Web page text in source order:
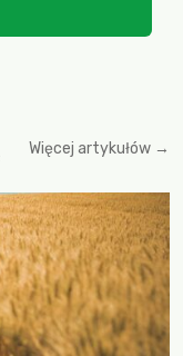
Więcej artykułów →